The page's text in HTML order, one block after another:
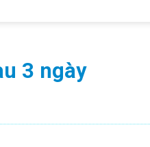
3 ngày